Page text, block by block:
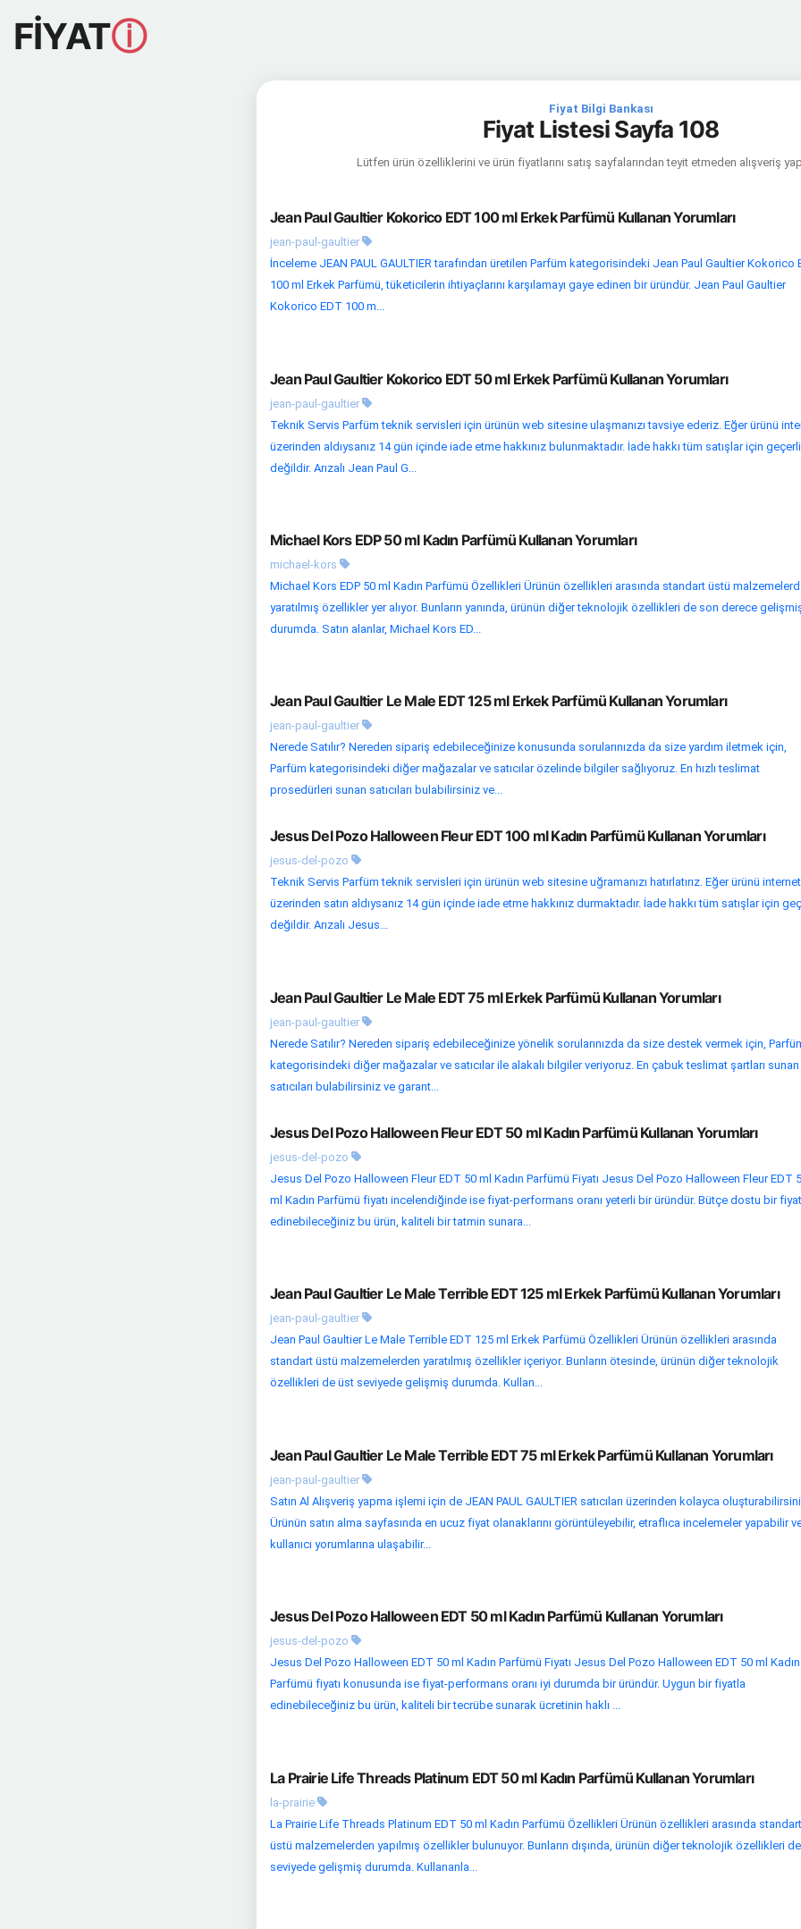
FİYATⓘ
Fiyat Bilgi Bankası
Fiyat Listesi Sayfa 108
Lütfen ürün özelliklerini ve ürün fiyatlarını satış sayfalarından teyit etmeden alışveriş
Jean Paul Gaultier Kokorico EDT 100 ml Erkek Parfümü Kullanan Yorumları
jean-paul-gaultier
İnceleme JEAN PAUL GAULTIER tarafından üretilen Parfüm kategorisindeki Jean Paul Gaultier Kokorico
100 ml Erkek Parfümü, tüketicilerin ihtiyaçlarını karşılamayı gaye edinen bir üründür. Jean Paul Gaultier
Kokorico EDT 100 m...
Jean Paul Gaultier Kokorico EDT 50 ml Erkek Parfümü Kullanan Yorumları
jean-paul-gaultier
Teknik Servis Parfüm teknik servisleri için ürünün web sitesine ulaşmanızı tavsiye ederiz. Eğer ürünü
üzerinden aldıysanız 14 gün içinde iade etme hakkınız bulunmaktadır. İade hakkı tüm satışlar için geçerli
değildir. Arızalı Jean Paul G...
Michael Kors EDP 50 ml Kadın Parfümü Kullanan Yorumları
michael-kors
Michael Kors EDP 50 ml Kadın Parfümü Özellikleri Ürünün özellikleri arasında standart üstü
yaratılmış özellikler yer alıyor. Bunların yanında, ürünün diğer teknolojik özellikleri de son derece
durumda. Satın alanlar, Michael Kors ED...
Jean Paul Gaultier Le Male EDT 125 ml Erkek Parfümü Kullanan Yorumları
jean-paul-gaultier
Nerede Satılır? Nereden sipariş edebileceğinize konusunda sorularınızda da size yardım iletmek için,
Parfüm kategorisindeki diğer mağazalar ve satıcılar özelinde bilgiler sağlıyoruz. En hızlı teslimat
prosedürleri sunan satıcıları bulabilirsiniz ve...
Jesus Del Pozo Halloween Fleur EDT 100 ml Kadın Parfümü Kullanan Yorumları
jesus-del-pozo
Teknik Servis Parfüm teknik servisleri için ürünün web sitesine uğramanızı hatırlatırız. Eğer ürünü internet
üzerinden satın aldıysanız 14 gün içinde iade etme hakkınız durmaktadır. İade hakkı tüm satışlar için
değildir. Arızalı Jesus...
Jean Paul Gaultier Le Male EDT 75 ml Erkek Parfümü Kullanan Yorumları
jean-paul-gaultier
Nerede Satılır? Nereden sipariş edebileceğinize yönelik sorularınızda da size destek vermek için,
kategorisindeki diğer mağazalar ve satıcılar ile alakalı bilgiler veriyoruz. En çabuk teslimat şartları sunan
satıcıları bulabilirsiniz ve garant...
Jesus Del Pozo Halloween Fleur EDT 50 ml Kadın Parfümü Kullanan Yorumları
jesus-del-pozo
Jesus Del Pozo Halloween Fleur EDT 50 ml Kadın Parfümü Fiyatı Jesus Del Pozo Halloween Fleur EDT
ml Kadın Parfümü fiyatı incelendiğinde ise fiyat-performans oranı yeterli bir üründür. Bütçe dostu bir
edinebileceğiniz bu ürün, kaliteli bir tatmin sunara...
Jean Paul Gaultier Le Male Terrible EDT 125 ml Erkek Parfümü Kullanan Yorumları
jean-paul-gaultier
Jean Paul Gaultier Le Male Terrible EDT 125 ml Erkek Parfümü Özellikleri Ürünün özellikleri arasında
standart üstü malzemelerden yaratılmış özellikler içeriyor. Bunların ötesinde, ürünün diğer teknolojik
özellikleri de üst seviyede gelişmiş durumda. Kullan...
Jean Paul Gaultier Le Male Terrible EDT 75 ml Erkek Parfümü Kullanan Yorumları
jean-paul-gaultier
Satın Al Alışveriş yapma işlemi için de JEAN PAUL GAULTIER satıcıları üzerinden kolayca
Ürünün satın alma sayfasında en ucuz fiyat olanaklarını görüntüleyebilir, etraflıca incelemeler yapabilir
kullanıcı yorumlarına ulaşabilir...
Jesus Del Pozo Halloween EDT 50 ml Kadın Parfümü Kullanan Yorumları
jesus-del-pozo
Jesus Del Pozo Halloween EDT 50 ml Kadın Parfümü Fiyatı Jesus Del Pozo Halloween EDT 50 ml Kadın
Parfümü fiyatı konusunda ise fiyat-performans oranı iyi durumda bir üründür. Uygun bir fiyatla
edinebileceğiniz bu ürün, kaliteli bir tecrübe sunarak ücretinin haklı ...
La Prairie Life Threads Platinum EDT 50 ml Kadın Parfümü Kullanan Yorumları
la-prairie
La Prairie Life Threads Platinum EDT 50 ml Kadın Parfümü Özellikleri Ürünün özellikleri arasında standart
üstü malzemelerden yapılmış özellikler bulunuyor. Bunların dışında, ürünün diğer teknolojik özellikleri
seviyede gelişmiş durumda. Kullananla...